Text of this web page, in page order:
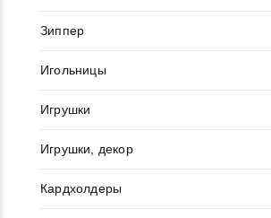
Зиппер
Игольницы
Игрушки
Игрушки, декор
Кардхолдеры